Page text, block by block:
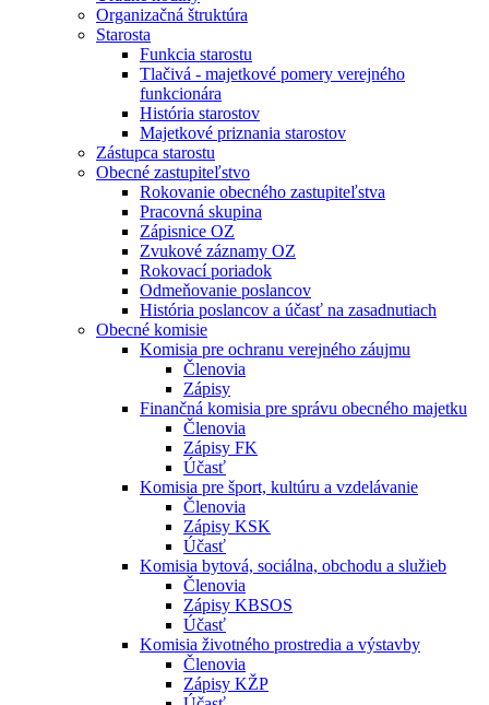
Organizačná štruktúra
Starosta
Funkcia starostu
Tlačivá - majetkové pomery verejného
funkcionára
História starostov
Majetkové priznania starostov
Zástupca starostu
Obecné zastupiteľstvo
Rokovanie obecného zastupiteľstva
Pracovná skupina
Zápisnice OZ
Zvukové záznamy OZ
Rokovací poriadok
Odmeňovanie poslancov
História poslancov a účasť na zasadnutiach
Obecné komisie
Komisia pre ochranu verejného záujmu
Členovia
Zápisy
Finančná komisia pre správu obecného majetku
Členovia
Zápisy FK
Účasť
Komisia pre šport, kultúru a vzdelávanie
Členovia
Zápisy KSK
Účasť
Komisia bytová, sociálna, obchodu a služieb
Členovia
Zápisy KBSOS
Účasť
Komisia životného prostredia a výstavby
Členovia
Zápisy KŽP